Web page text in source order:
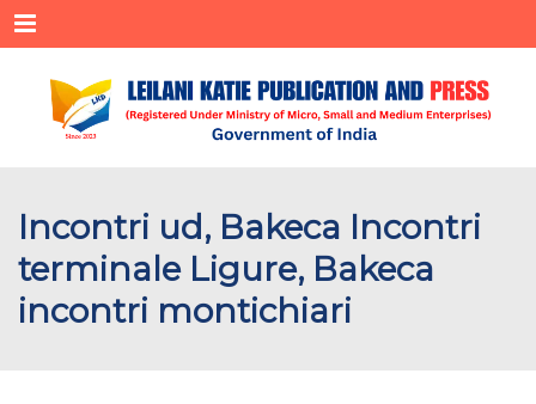
Menu
Incontri ud, Bakeca Incontri
terminale Ligure, Bakeca
incontri montichiari